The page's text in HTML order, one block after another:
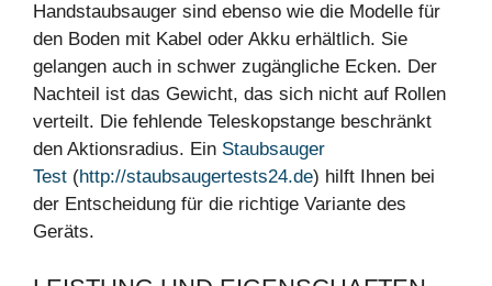
Handstaubsauger sind ebenso wie die Modelle für
den Boden mit Kabel oder Akku erhältlich. Sie
gelangen auch in schwer zugängliche Ecken. Der
Nachteil ist das Gewicht, das sich nicht auf Rollen
verteilt. Die fehlende Teleskopstange beschränkt
den Aktionsradius. Ein Staubsauger
Test (http://staubsaugertests24.de) hilft Ihnen bei
der Entscheidung für die richtige Variante des
Geräts.